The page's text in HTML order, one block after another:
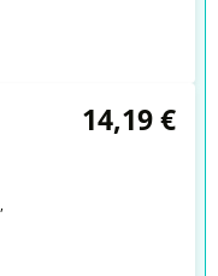
14,19 €
,